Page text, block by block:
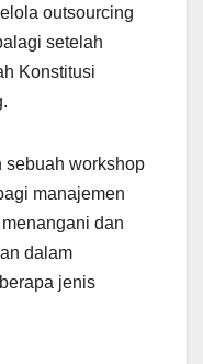
outsourcing
setelah
Konstitusi
sebuah workshop
manajemen
dan
dalam
jenis